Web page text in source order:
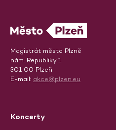
Magistrát města Plzně
nám. Republiky 1
301 00 Plzeň
E-mail: akce@plzen.eu
Koncerty